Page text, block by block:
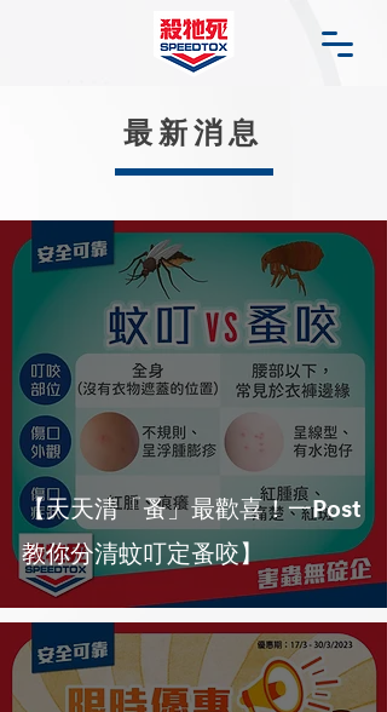
​最新消息
【天天清「蚤」最歡喜！一Post
教你分清蚊叮定蚤咬】